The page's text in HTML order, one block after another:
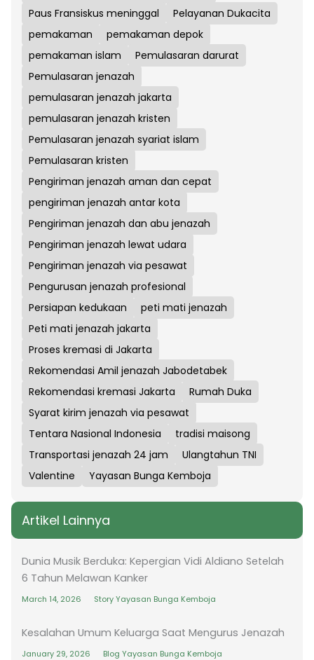
Paus Fransiskus meninggal
Pelayanan Dukacita
pemakaman
pemakaman depok
pemakaman islam
Pemulasaran darurat
Pemulasaran jenazah
pemulasaran jenazah jakarta
pemulasaran jenazah kristen
Pemulasaran jenazah syariat islam
Pemulasaran kristen
Pengiriman jenazah aman dan cepat
pengiriman jenazah antar kota
Pengiriman jenazah dan abu jenazah
Pengiriman jenazah lewat udara
Pengiriman jenazah via pesawat
Pengurusan jenazah profesional
Persiapan kedukaan
peti mati jenazah
Peti mati jenazah jakarta
Proses kremasi di Jakarta
Rekomendasi Amil jenazah Jabodetabek
Rekomendasi kremasi Jakarta
Rumah Duka
Syarat kirim jenazah via pesawat
Tentara Nasional Indonesia
tradisi maisong
Transportasi jenazah 24 jam
Ulangtahun TNI
Valentine
Yayasan Bunga Kemboja
Artikel Lainnya
Dunia Musik Berduka: Kepergian Vidi Aldiano Setelah
6 Tahun Melawan Kanker
March 14, 2026 Story Yayasan Bunga Kemboja
Kesalahan Umum Keluarga Saat Mengurus Jenazah
January 29, 2026 Blog Yayasan Bunga Kemboja